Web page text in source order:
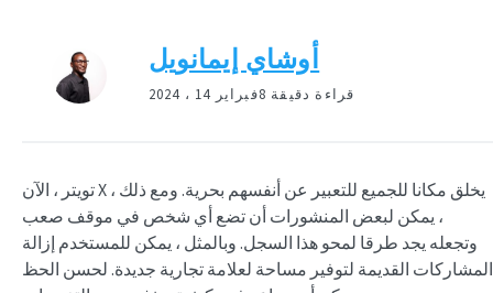
أوشاي إيمانويل
فبراير 14 ، 2024 8 قراءة دقيقة
تويتر ، الآن X ، يخلق مكانا للجميع للتعبير عن أنفسهم بحرية. ومع ذلك
، يمكن لبعض المنشورات أن تضع أي شخص في موقف صعب
وتجعله يجد طرقا لمحو هذا السجل. وبالمثل ، يمكن للمستخدم إزالة
المشاركات القديمة لتوفير مساحة لعلامة تجارية جديدة. لحسن الحظ